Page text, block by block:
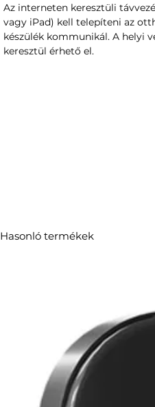
Az interneten keresztüli
vagy iPad) kell telepíteni az
készülék kommunikál. A helyi
keresztül érhető el.
Hasonló termékek